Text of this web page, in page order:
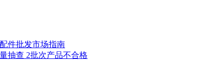
件批发市场指南
抽查 2批次产品不合格